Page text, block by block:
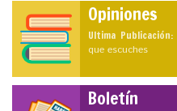
Opiniones
Ultima Publicación:
que escuches
Boletín